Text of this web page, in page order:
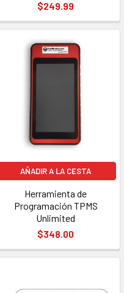
$249.99
AÑADIR A LA CESTA
Herramienta de
Programación TPMS
Unlimited
$348.00